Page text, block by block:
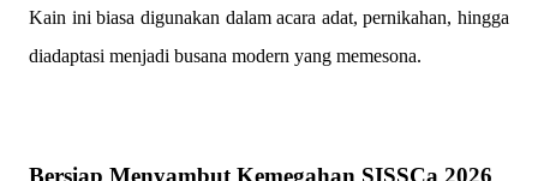
Kain ini biasa digunakan dalam acara adat, pernikahan, hingga
diadaptasi menjadi busana modern yang memesona.
Bersiap Menyambut Kemegahan SISSCa 2026